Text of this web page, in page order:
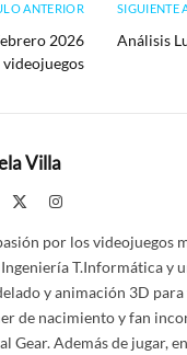
ANTERIOR
2026
videojuegos
SIGUIENTE
Análisis
Villa
Instagram
por los videojuegos
T.Informática y
y animación 3D para
de nacimiento y fan
Gear. Además de jugar,